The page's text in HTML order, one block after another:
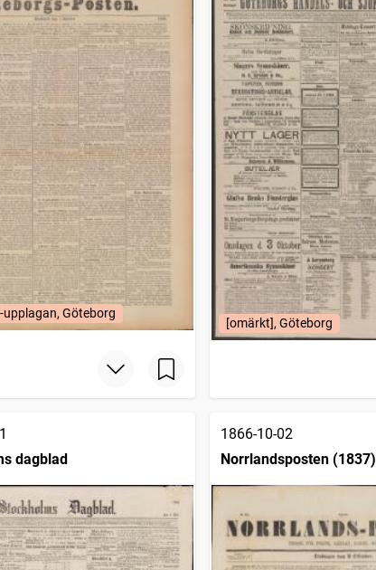
Göteborg
[omärkt], Göteborg
dagblad
1866-10-02
Norrlandsposten (1837)